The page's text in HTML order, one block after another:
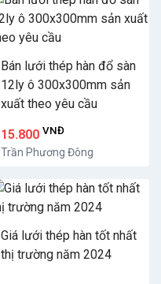
Bán lưới thép hàn đổ sàn
12ly ô 300x300mm sản
xuất theo yêu cầu
15.800 VNĐ
Trần Phương Đông
Giá lưới thép hàn tốt nhất
thị trường năm 2024